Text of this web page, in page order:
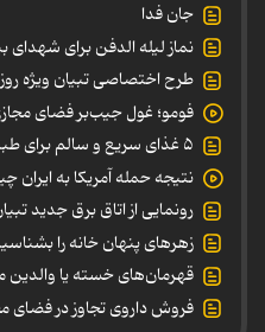
جان فدا
نماز لیله الدفن برای شهدای
طرح اختصاصی تبیان ویژه
فومو؛ غول جیب‌بر فضای
۵ غذای سریع و سالم برای طبیعت‌گردی
نتیجه حمله آمریکا به ایران
رونمایی از اتاق برق جدید
زهرهای پنهان خانه را
قهرمان‌های خسته یا والدین
فروش داروی تجاوز در فضای